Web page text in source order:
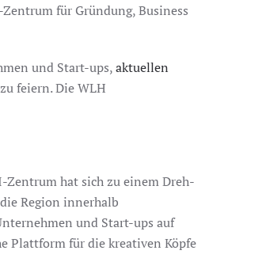
für Gründung, Business
und Start-ups,aktuellen
feiern. Die WLH
Zentrum hat sich zu einem Dreh-
Region innerhalb
und Start-ups auf
Plattform für die kreativen Köpfe